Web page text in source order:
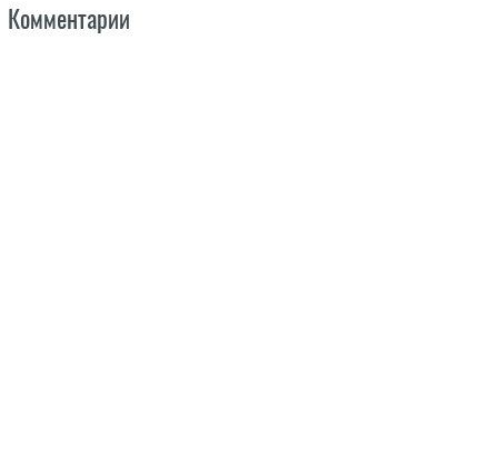
Комментарии